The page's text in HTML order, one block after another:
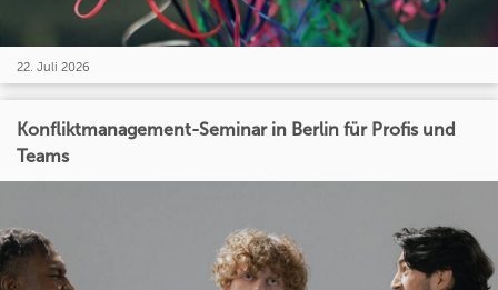
22. Juli 2026
Konfliktmanagement-Seminar in Berlin für Profis und
Teams